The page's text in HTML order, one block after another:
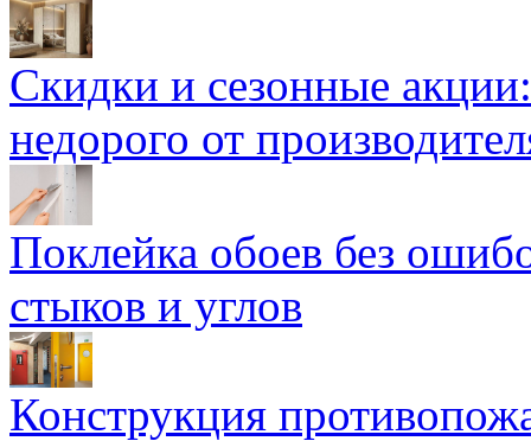
Скидки и сезонные
недорого от
Поклейка обоев без
стыков и углов
Конструкция